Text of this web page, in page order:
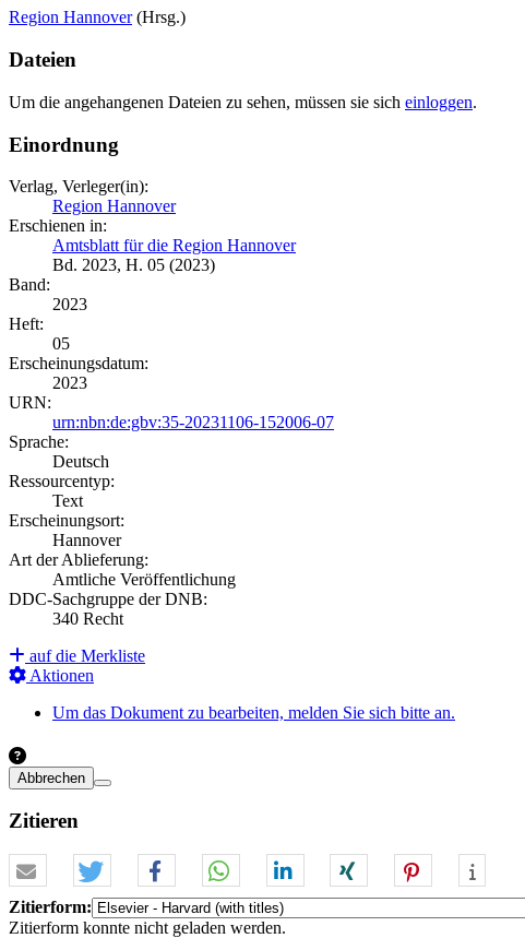
Region Hannover(Hrsg.)
Dateien
Um die angehangenen Dateien zu sehen, müssen sie sich einloggen.
Einordnung
Verlag, Verleger(in):
Region Hannover
Erschienen in:
Amtsblatt für die Region Hannover
Bd. 2023, H. 05 (2023)
Band:
2023
Heft:
05
Erscheinungsdatum:
2023
URN:
urn:nbn:de:gbv:35-20231106-152006-07
Sprache:
Deutsch
Ressourcentyp:
Text
Erscheinungsort:
Hannover
Art der Ablieferung:
Amtliche Veröffentlichung
DDC-Sachgruppe der DNB:
340 Recht
auf die Merkliste
Aktionen
Um das Dokument zu bearbeiten, melden Sie sich bitte an.
Abbrechen
Zitieren
Zitierform:
Zitierform konnte nicht geladen werden.